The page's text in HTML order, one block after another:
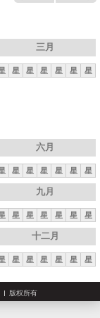
三月
星 星 星 星 星 星
六月
星 星 星 星 星 星
九月
星 星 星 星 星 星
十二月
星 星 星 星 星 星
版权所有